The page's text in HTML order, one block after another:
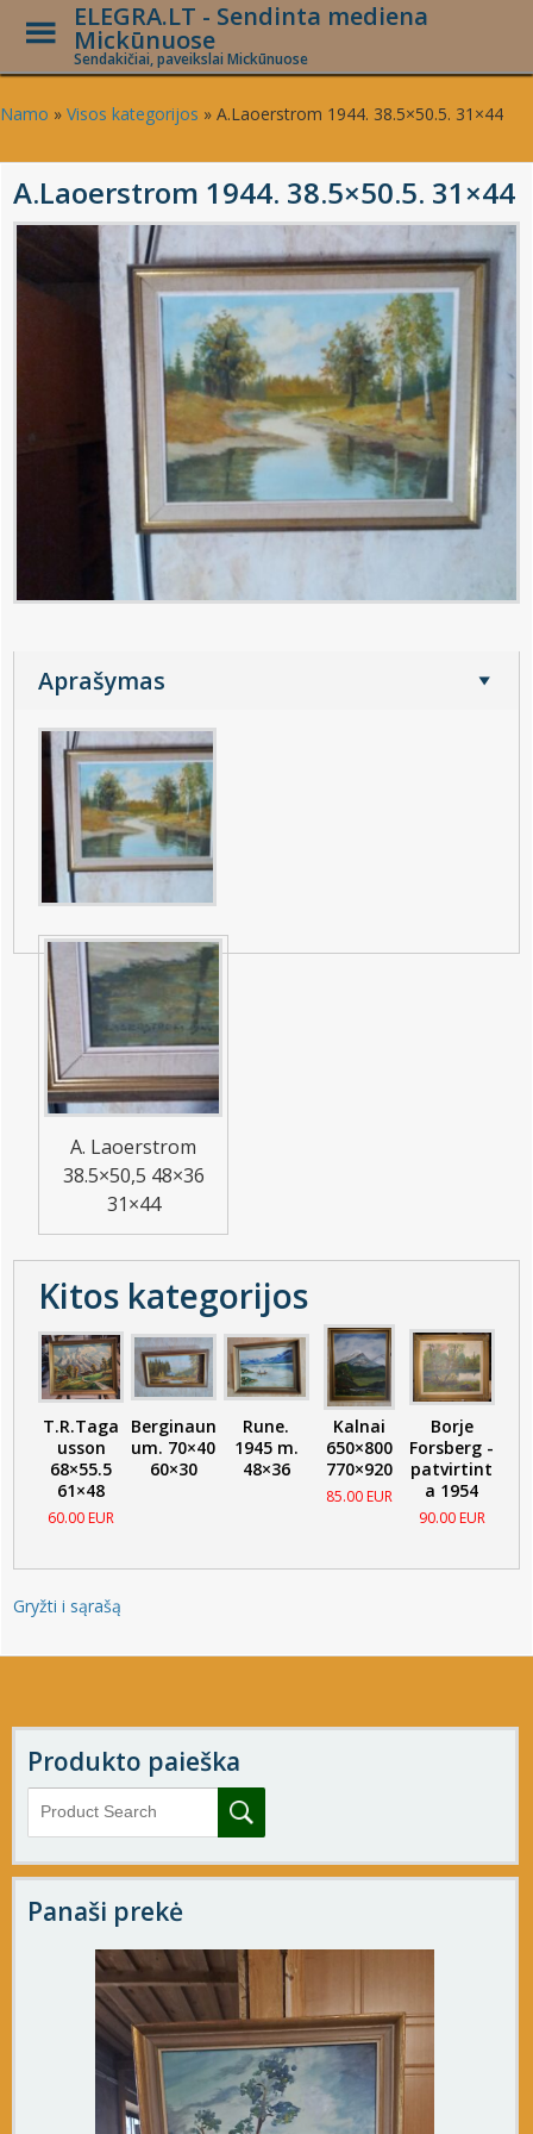
Skip
to
content
ELEGRA.LT - Sendinta mediena
Mickūnuose
Sendakičiai, paveikslai Mickūnuose
Toggle
Menu
Namo » Visos kategorijos » A.Laoerstrom 1944. 38.5×50.5. 31×44
A.Laoerstrom 1944. 38.5×50.5. 31×44
Aprašymas
A. Laoerstrom
38.5×50,5 48×36
31×44
Kitos kategorijos
T.R.Taga
usson
68×55.5
61×48
60.00 EUR
Berginaun
um. 70×40
60×30
Rune.
1945 m.
48×36
Kalnai
650×800
770×920
85.00 EUR
Borje
Forsberg -
patvirtint
a 1954
90.00 EUR
Gryžti i sąrašą
Produkto paieška
Panaši prekė